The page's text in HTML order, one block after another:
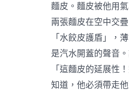
麵皮。麵皮被他用
兩張麵皮在空中交
「水餃皮護盾」，
是汽水開蓋的聲音
「這麵皮的延展性
知道，他必須帶走